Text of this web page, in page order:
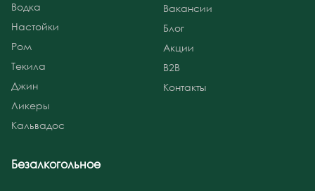
Водка
Настойки
Ром
Текила
Джин
Ликеры
Кальвадос
Безалкогольное
Вакансии
Блог
Акции
B2B
Контакты